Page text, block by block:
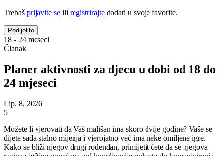
Trebaš prijavite se ili registrirajte dodati u svoje favorite.
Podijelite
18 - 24 meseci
Članak
Planer aktivnosti za djecu u dobi od 18 do
24 mjeseci
Lip. 8, 2026
5
Možete li vjerovati da Vaš mališan ima skoro dvije godine? Vaše se
dijete sada stalno mijenja i vjerojatno već ima neke omiljene igre.
Kako se bliži njegov drugi rođendan, primijetit ćete da se njegova